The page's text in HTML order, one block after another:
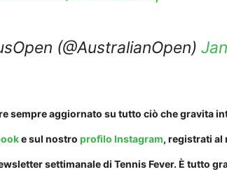
(@AustralianOpen)
sempre aggiornato su tutto ciò che gravita
e sul nostro profilo Instagram, registrati al
settimanale di Tennis Fever. È tutto